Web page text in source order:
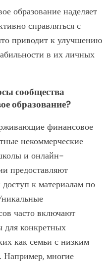
образование наделяет
справляться с
приводит к улучшению
в их личных
сообщества
образование?
финансовое
некоммерческие
и онлайн-
предоставляют
к материалам по
часто включают
для конкретных
как семьи с низким
Например, многие